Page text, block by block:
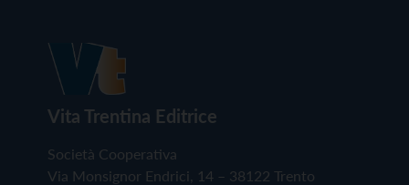
Vita Trentina Editrice
Società Cooperativa
Via Monsignor Endrici, 14 – 38122 Trento